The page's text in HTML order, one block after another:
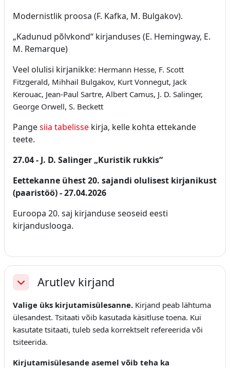
Modernistlik proosa (F. Kafka, M. Bulgakov).
„Kadunud põlvkond“ kirjanduses (E. Hemingway, E.
M. Remarque)
Veel olulisi kirjanikke: Hermann Hesse, F. Scott
Fitzgerald, Mihhail Bulgakov, Kurt Vonnegut, Jack
Kerouac, Jean-Paul Sartre, Albert Camus, J. D. Salinger,
George Orwell, S. Beckett
Pangesiia tabelisse kirja, kelle kohta ettekande
teete.
27.04 - J. D. Salinger „Kuristik rukkis“
Eettekanne ühest 20. sajandi olulisest kirjanikust
(paaristöö) - 27.04.2026
Euroopa 20. saj kirjanduse seoseid eesti
kirjanduslooga.
AhendaArutlev kirjand
Valige üks kirjutamisülesanne. Kirjand peab lähtuma
ülesandest. Tsitaati võib kasutada käsitluse toena. Kui
kasutate tsitaati, tuleb seda korrektselt refereerida või
tsiteerida.
Kirjutamisülesande asemel võib teha ka